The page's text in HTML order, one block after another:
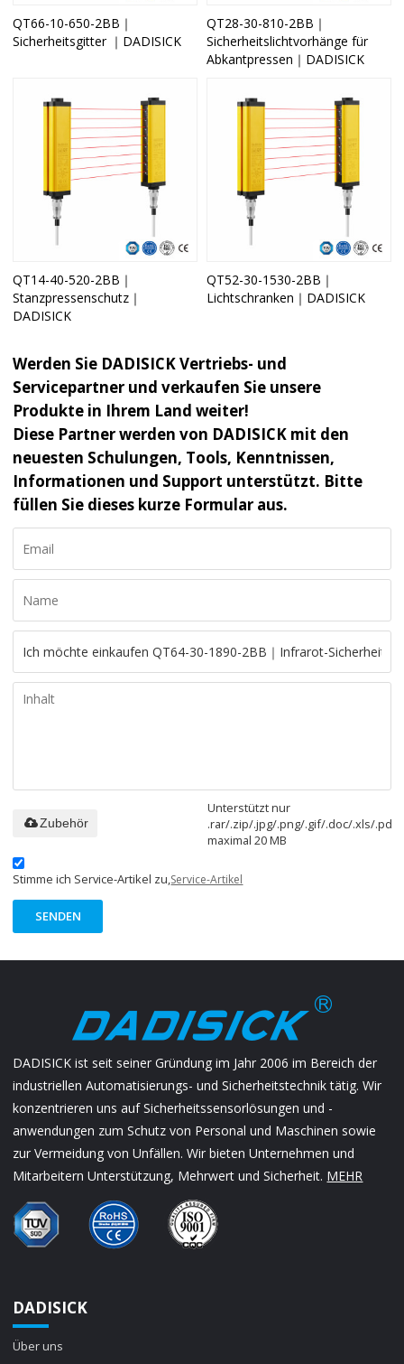
QT66-10-650-2BB｜
Sicherheitsgitter ｜DADISICK
QT28-30-810-2BB｜
Sicherheitslichtvorhänge für
Abkantpressen｜DADISICK
QT14-40-520-2BB｜
Stanzpressenschutz｜
DADISICK
QT52-30-1530-2BB｜
Lichtschranken｜DADISICK
Werden Sie DADISICK Vertriebs- und
Servicepartner und verkaufen Sie unsere
Produkte in Ihrem Land weiter!
Diese Partner werden von DADISICK mit den
neuesten Schulungen, Tools, Kenntnissen,
Informationen und Support unterstützt. Bitte
füllen Sie dieses kurze Formular aus.
Unterstützt nur
.rar/.zip/.jpg/.png/.gif/.doc/.xls/.pdf,
maximal 20 MB
Zubehör
Stimme ich Service-Artikel zu,Service-Artikel
SENDEN
DADISICK ist seit seiner Gründung im Jahr 2006 im Bereich der
industriellen Automatisierungs- und Sicherheitstechnik tätig. Wir
konzentrieren uns auf Sicherheitssensorlösungen und -
anwendungen zum Schutz von Personal und Maschinen sowie
zur Vermeidung von Unfällen. Wir bieten Unternehmen und
Mitarbeitern Unterstützung, Mehrwert und Sicherheit. MEHR
DADISICK
Über uns